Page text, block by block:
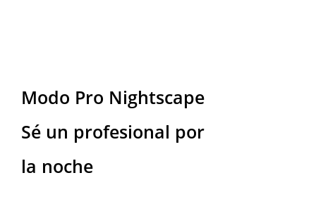
Modo Pro Nightscape
Sé un profesional por
la noche